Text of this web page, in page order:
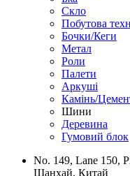
Скло
Побутова
Бочки/Кеги
Метал
Роли
Палети
Аркуші
Камінь/
Шини
Деревина
Гумовий блок
No. 149, Lane 150,
Шанхай, Китай